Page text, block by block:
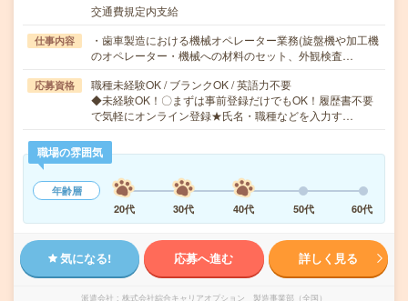
交通費規定内支給
仕事内容
・歯車製造における機械オペレーター業務(旋盤機や加工機
のオペレーター・機械への材料のセット、外観検査…
応募資格
職種未経験OK / ブランクOK / 英語力不要
◆未経験OK！〇まずは事前登録だけでもOK！履歴書不要
で気軽にオンライン登録★氏名・職種などを入力す…
職場の雰囲気
年齢層
20代
30代 40代 50代 60代
気になる! 応募へ進む 詳しく見る
派遣会社 株式会社綜合キャリアオプション 製造事業部（全国）